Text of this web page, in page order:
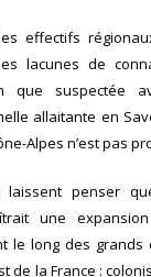
effectifs
lacunes de
que suspectée
allaitante en
Alpes n’est pas
laissent penser
une
le long des grands
de la France :